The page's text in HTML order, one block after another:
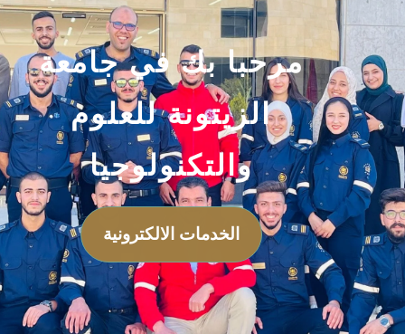
مرحبا بك في جامعة
الزيتونة للعلوم
والتكنولوجيا
الخدمات الالكترونية